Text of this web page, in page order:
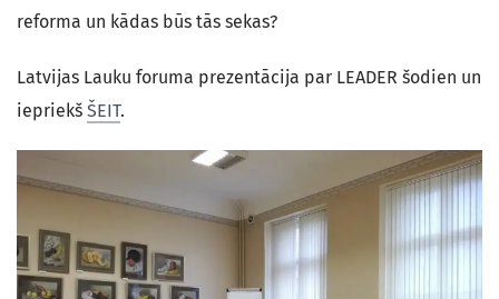
reforma un kādas būs tās sekas?
Latvijas Lauku foruma prezentācija par LEADER šodien un
iepriekš ŠEIT.